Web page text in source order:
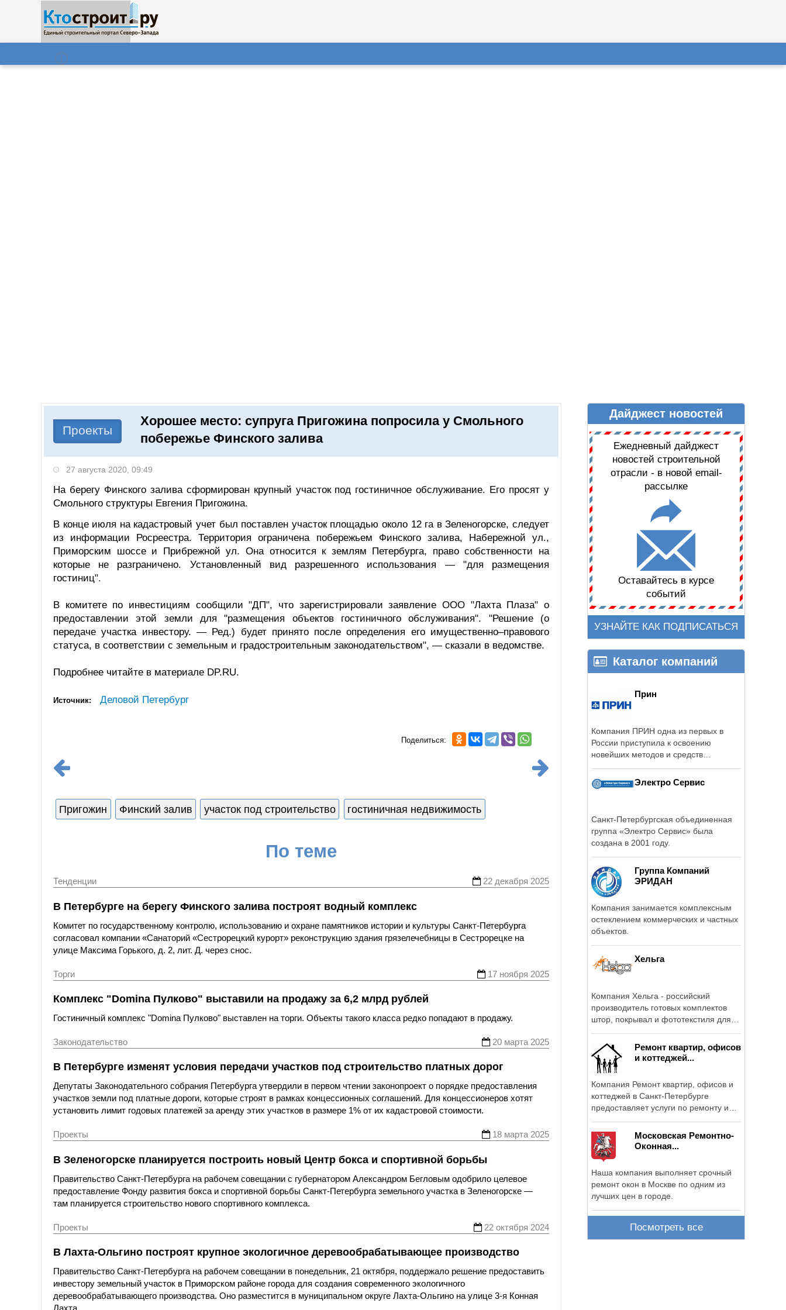
ДАЙДЖЕСТ НОВОСТЕЙ
Проекты
Хорошее место: супруга Пригожина попросила у Смольного
побережье Финского залива
27 августа 2020, 09:49
На берегу Финского залива сформирован крупный участок под гостиничное обслуживание. Его просят у
Смольного структуры Евгения Пригожина.
В конце июля на кадастровый учет был поставлен участок площадью около 12 га в Зеленогорске, следует
из информации Росреестра. Территория ограничена побережьем Финского залива, Набережной ул.,
Приморским шоссе и Прибрежной ул. Она относится к землям Петербурга, право собственности на
которые не разграничено. Установленный вид разрешенного использования — "для размещения
гостиниц".
В комитете по инвестициям сообщили "ДП", что зарегистрировали заявление ООО "Лахта Плаза" о
предоставлении этой земли для "размещения объектов гостиничного обслуживания". "Решение (о
передаче участка инвестору. — Ред.) будет принято после определения его имущественно–правового
статуса, в соответствии с земельным и градостроительным законодательством", — сказали в ведомстве.
Подробнее читайте в материале DP.RU.
Источник: Деловой Петербург
Поделиться:
Пригожин Финский залив участок под строительство гостиничная недвижимость
По теме
Тенденции 22 декабря 2025
В Петербурге на берегу Финского залива построят водный комплекс
Комитет по государственному контролю, использованию и охране памятников истории и культуры Санкт-Петербурга
согласовал компании «Санаторий «Сестрорецкий курорт» реконструкцию здания грязелечебницы в Сестрорецке на
улице Максима Горького, д. 2, лит. Д. через снос.
Торги 17 ноября 2025
Комплекс "Domina Пулково" выставили на продажу за 6,2 млрд рублей
Гостиничный комплекс "Domina Пулково" выставлен на торги. Объекты такого класса редко попадают в продажу.
Законодательство 20 марта 2025
В Петербурге изменят условия передачи участков под строительство платных дорог
Депутаты Законодательного собрания Петербурга утвердили в первом чтении законопроект о порядке предоставления
участков земли под платные дороги, которые строят в рамках концессионных соглашений. Для концессионеров хотят
установить лимит годовых платежей за аренду этих участков в размере 1% от их кадастровой стоимости.
Проекты 18 марта 2025
В Зеленогорске планируется построить новый Центр бокса и спортивной борьбы
Правительство Санкт-Петербурга на рабочем совещании с губернатором Александром Бегловым одобрило целевое
предоставление Фонду развития бокса и спортивной борьбы Санкт-Петербурга земельного участка в Зеленогорске —
там планируется строительство нового спортивного комплекса.
Проекты 22 октября 2024
В Лахта-Ольгино построят крупное экологичное деревообрабатывающее производство
Правительство Санкт-Петербурга на рабочем совещании в понедельник, 21 октября, поддержало решение предоставить
инвестору земельный участок в Приморском районе города для создания современного экологичного
деревообрабатывающего производства. Оно разместится в муниципальном округе Лахта-Ольгино на улице 3-я Конная
Лахта.
Дайджест новостей
Ежедневный дайджест
новостей строительной
отрасли - в новой email-
рассылке
Оставайтесь в курсе
событий
УЗНАЙТЕ КАК ПОДПИСАТЬСЯ
Каталог компаний
Прин
Компания ПРИН одна из первых в
России приступила к освоению
новейших методов и средств
Электро Сервис
Санкт-Петербургская объединенная
группа «Электро Сервис» была
создана в 2001 году.
Группа Компаний
ЭРИДАН
Компания занимается комплексным
остеклением коммерческих и частных
объектов.
Хельга
Компания Хельга - российский
производитель готовых комплектов
штор, покрывал и фототекстиля для
Ремонт квартир, офисов
и коттеджей...
Компания Ремонт квартир, офисов и
коттеджей в Санкт-Петербурге
предоставляет услуги по ремонту и
Московская Ремонтно-
Оконная...
Наша компания выполняет срочный
ремонт окон в Москве по одним из
лучших цен в городе.
Посмотреть все